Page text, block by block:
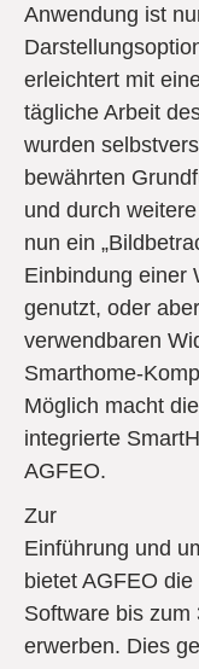
Anwendung ist
erleichtert mit
tägliche Arbeit
wurden
bewährten
und durch
nun ein
Einbindung einer
genutzt, oder
verwendbaren
Smarthome-
Möglich macht
integrierte
AGFEO.
Zur
Einführung und
bietet AGFEO
Software bis zum
erwerben. Dies